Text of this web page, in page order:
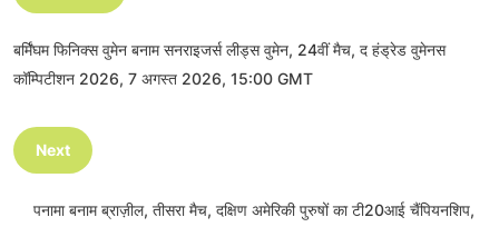
बर्मिंघम फिनिक्स वुमेन बनाम सनराइजर्स लीड्स वुमेन, 24वीं मैच, द हंड्रेड वुमेनस
कॉम्पिटीशन 2026, 7 अगस्त 2026, 15:00 GMT
Next
पनामा बनाम ब्राज़ील, तीसरा मैच, दक्षिण अमेरिकी पुरुषों का टी20आई चैंपियनशिप,